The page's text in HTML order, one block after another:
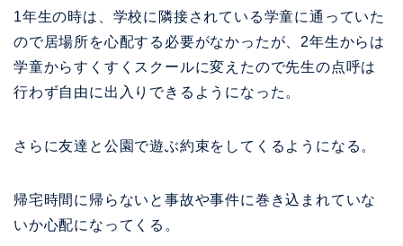
1年生の時は、学校に隣接されている学童に通っていた
ので居場所を心配する必要がなかったが、2年生からは
学童からすくすくスクールに変えたので先生の点呼は
行わず自由に出入りできるようになった。
さらに友達と公園で遊ぶ約束をしてくるようになる。
帰宅時間に帰らないと事故や事件に巻き込まれていな
いか心配になってくる。